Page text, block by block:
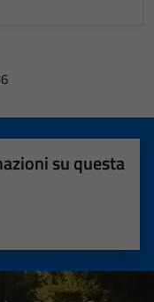
su questa